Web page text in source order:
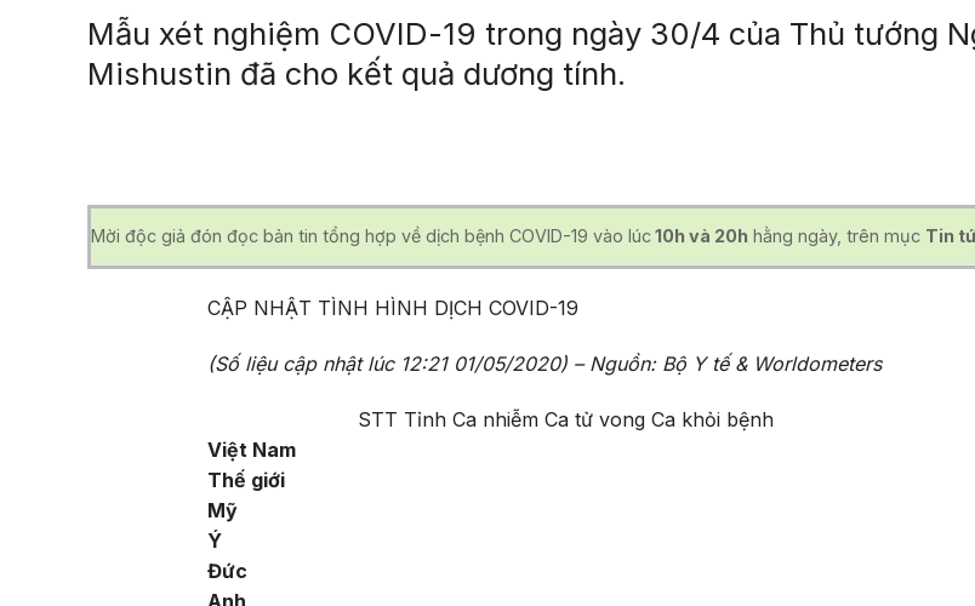
Mẫu xét nghiệm COVID-19 trong ngày 30/4 của Thủ tướng
Mishustin đã cho kết quả dương tính.
Mời độc giả đón đọc bản tin tổng hợp về dịch bệnh COVID-19 vào lúc10h và 20h hằng ngày, trên mục Tin
CẬP NHẬT TÌNH HÌNH DỊCH COVID-19
(Số liệu cập nhật lúc 12:2101/05/2020) – Nguồn: Bộ Y tế & Worldometers
Việt Nam
Thế giới
Mỹ
Ý
Đức
STT Tỉnh Ca nhiễm Ca tử vong Ca khỏi bệnh